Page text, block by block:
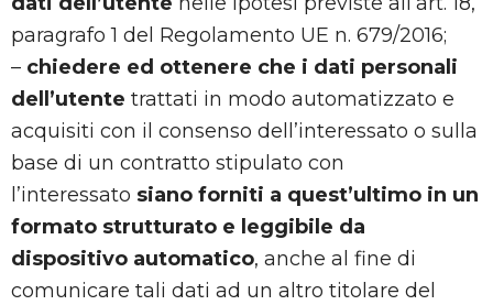
paragrafo 1 del Regolamento UE n. 679/2016;
– chiedere ed ottenere che i dati personali
dell’utente trattati in modo automatizzato e
acquisiti con il consenso dell’interessato o sulla
base di un contratto stipulato con
l’interessato siano forniti a quest’ultimo in un
formato strutturato e leggibile da
dispositivo automatico, anche al fine di
comunicare tali dati ad un altro titolare del